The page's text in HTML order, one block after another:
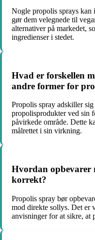
Nogle propolis sprays
gør dem velegnede til
alternativer på markedet,
ingredienser i stedet.
Hvad er forskellen
andre former for
Propolis spray adskiller
propolisprodukter ved sin
påvirkede område. Dette
målrettet i sin virkning.
Hvordan opbevarer
korrekt?
Propolis spray bør
mod direkte sollys. Det er
anvisninger for at sikre, at